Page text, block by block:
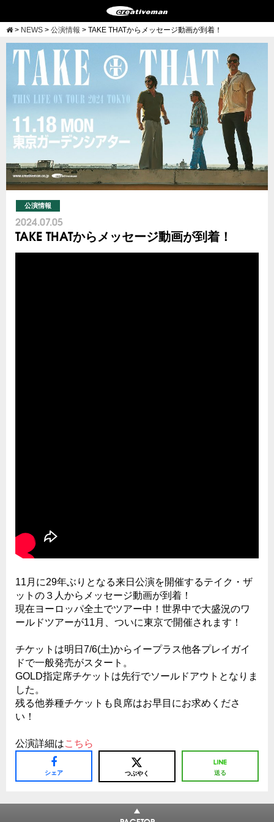
> NEWS > 公演情報 > TAKE THATからメッセージ動画が到着！
公演情報
2024.07.05
TAKE THATからメッセージ動画が到着！
11月に29年ぶりとなる来日公演を開催するテイク・ザ
ットの３人からメッセージ動画が到着！
現在ヨーロッパ全土でツアー中！世界中で大盛況のワ
ールドツアーが11月、ついに東京で開催されます！
チケットは明日7/6(土)からイープラス他各プレイガイ
ドで一般発売がスタート。
GOLD指定席チケットは先行でソールドアウトとなりま
した。
残る他券種チケットも良席はお早目にお求めくださ
い！
公演詳細はこちら
シェア つぶやく 送る